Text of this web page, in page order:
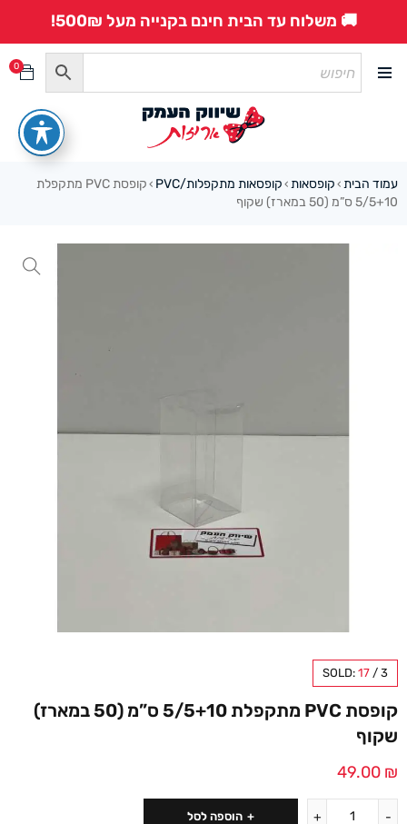
🚚 משלוח עד הבית חינם בקנייה מעל 500₪!
0
עמוד הבית › קופסאות › קופסאות מתקפלות/PVC ›
קופסת PVC מתקפלת
5/5+10 ס”מ (50 במארז) שקוף
SOLD: 17 / 3
קופסת PVC מתקפלת 5/5+10 ס”מ (50 במארז)
שקוף
49.00 ₪
הוספה לסל